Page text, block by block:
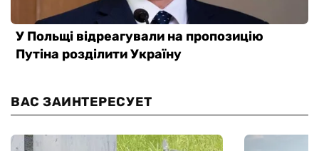
ВАС ЗАИНТЕРЕСУЕТ